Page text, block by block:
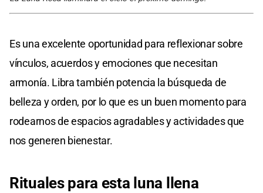
Es una excelente oportunidad para reflexionar sobre
vínculos, acuerdos y emociones que necesitan
armonía. Libra también potencia la búsqueda de
belleza y orden, por lo que es un buen momento para
rodearnos de espacios agradables y actividades que
nos generen bienestar.
Rituales para esta luna llena